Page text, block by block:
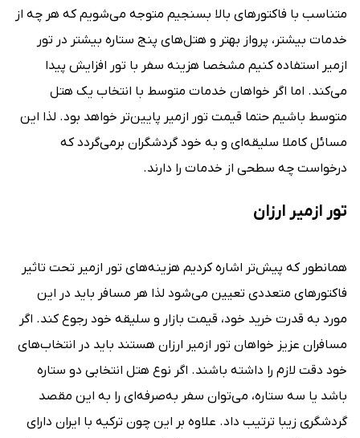
متناسب با فاکتورهای بالا بسنجیم متوجه می‌شویم که هر چه از
خدمات بیشتر، پرواز بهتر و هتل‌های پنج ستاره بیشتر در تور
ازمیر استفاده کنیم مشخصا هزینه سفر با تور افزایش پیدا
می‌کند. اما اگر خواهان خدمات متوسط با انتخاب یک هتل
متوسط باشیم حتما قیمت تور ازمیر پایین‌تر خواهد بود. لذا این
مسائل کاملا سلیقه‌ای و به خود گردشگران برمی‌گردد که
درخواست چه سطحی از خدمات را دارند.
تور ازمیر ارزان
همانطور که پیش‌تر اشاره کردیم هزینه‌های تور ازمیر تحت تاثیر
فاکتورهای متعددی تعیین می‌شود لذا هر مسافر باید در این
مورد به قدرت خرید خود، قیمت بازار و سلیقه خود رجوع کند. اگر
مسافران عزیز خواهان تور ازمیر ارزان هستند باید در انتخاب‌های
خود دقت لازم را داشته باشند. اگر نوع هتل انتخابی دو ستاره
باشد یا سه ستاره، می‌توان سفر به‌صرفه‌ای را به این مقصد
گردشگری زیبا ترتیب داد. علاوه بر این چون ترکیه با ایران دارای